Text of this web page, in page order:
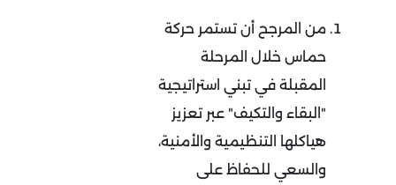
من المرجح أن تستمر حركة
حماس خلال المرحلة
المقبلة في تبني استراتيجية
"البقاء والتكيف" عبر تعزيز
هياكلها التنظيمية والأمنية،
والسعي للحفاظ على